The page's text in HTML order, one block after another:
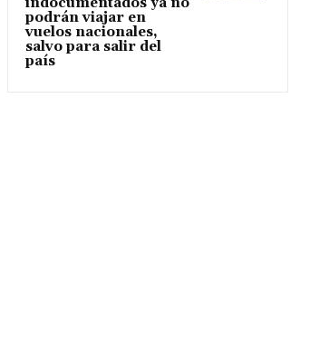
podrán viajar en
vuelos nacionales,
salvo para salir del
país